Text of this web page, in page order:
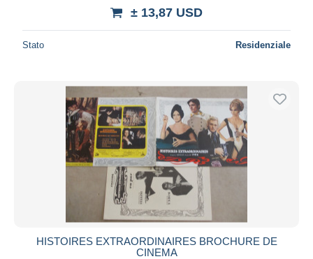
± 13,87 USD
Stato Residenziale
HISTOIRES EXTRAORDINAIRES BROCHURE DE
CINEMA